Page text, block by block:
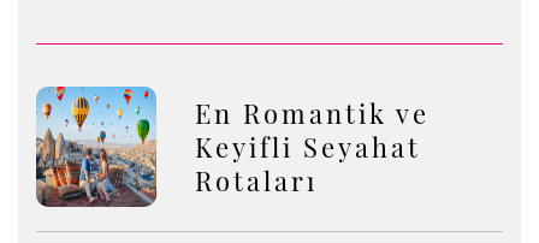
En Romantik ve
Keyifli Seyahat
Rotaları